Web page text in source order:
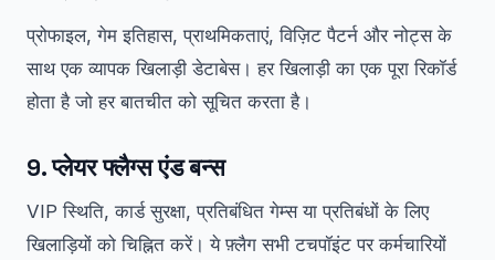
प्रोफाइल, गेम इतिहास, प्राथमिकताएं, विज़िट पैटर्न और नोट्स के
साथ एक व्यापक खिलाड़ी डेटाबेस। हर खिलाड़ी का एक पूरा रिकॉर्ड
होता है जो हर बातचीत को सूचित करता है।
9. प्लेयर फ्लैग्स एंड बन्स
VIP स्थिति, कार्ड सुरक्षा, प्रतिबंधित गेम्स या प्रतिबंधों के लिए
खिलाड़ियों को चिह्नित करें। ये फ़्लैग सभी टचपॉइंट पर कर्मचारियों